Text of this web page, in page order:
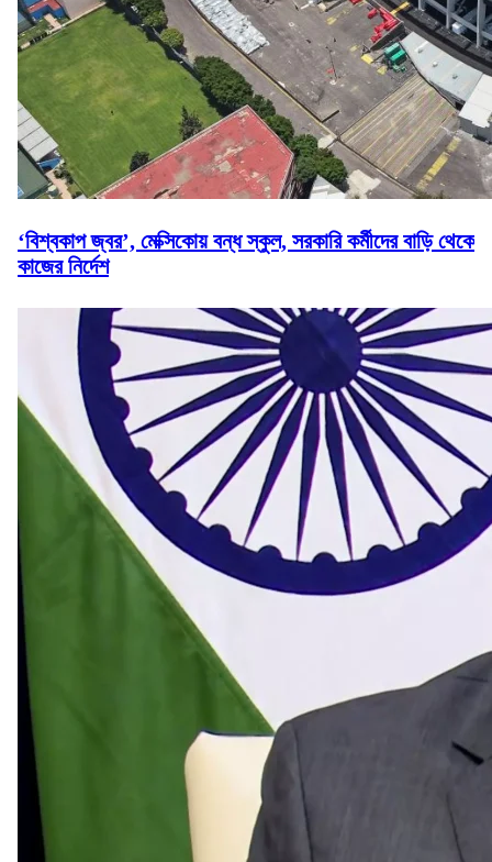
‘বিশ্বকাপ জ্বর’, মেক্সিকোয় বন্ধ স্কুল, সরকারি কর্মীদের বাড়ি থেকে
কাজের নির্দেশ